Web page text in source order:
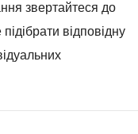
звертайтеся до
відповідну